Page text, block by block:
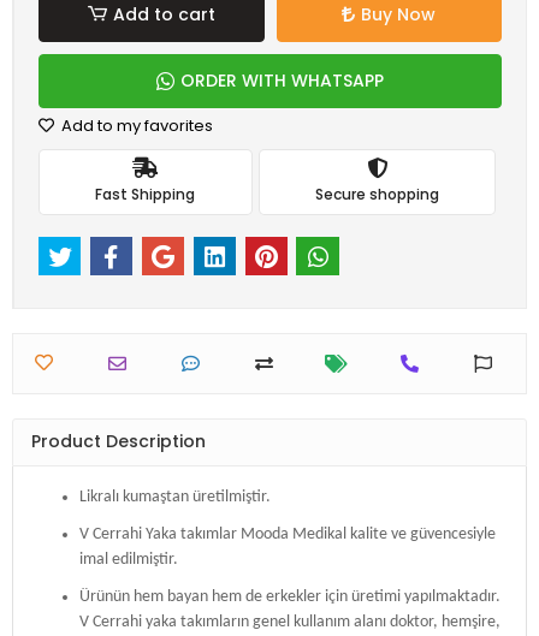
Add to cart Buy Now
ORDER WITH WHATSAPP
Add to my favorites
Fast Shipping Secure shopping
Product Description
Likralı kumaştan üretilmiştir.
V Cerrahi Yaka takımlar Mooda Medikal kalite ve güvencesiyle
imal edilmiştir.
Ürünün hem bayan hem de erkekler için üretimi yapılmaktadır.
V Cerrahi yaka takımların genel kullanım alanı doktor, hemşire,